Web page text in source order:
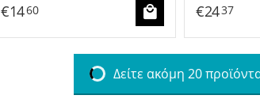
€1460 €2437
Δείτε ακόμη 20